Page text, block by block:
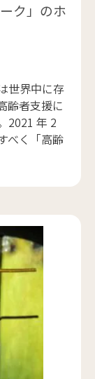
ク」のホ
世界中に存
齢者支援に
2021 年 2
べく「高齢